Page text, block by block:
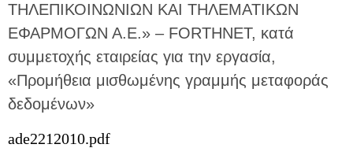
ΤΗΛΕΠΙΚΟΙΝΩΝΙΩΝ ΚΑΙ ΤΗΛΕΜΑΤΙΚΩΝ
ΕΦΑΡΜΟΓΩΝ Α.Ε.» – FORTHNET, κατά
συμμετοχής εταιρείας για την εργασία,
«Προμήθεια μισθωμένης γραμμής μεταφοράς
δεδομένων»
ade2212010.pdf